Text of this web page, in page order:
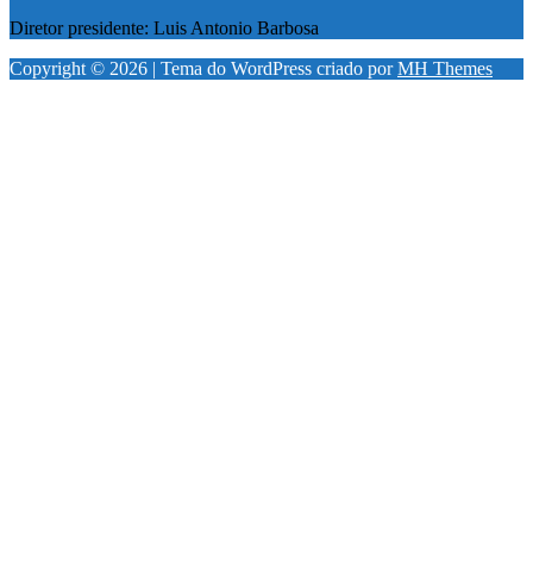
Diretor presidente: Luis Antonio Barbosa
Copyright © 2026 | Tema do WordPress criado porMH Themes